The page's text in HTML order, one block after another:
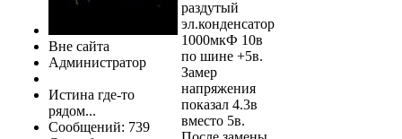
Вне сайта
Администратор
Истина где-то
рядом...
Сообщений: 739
раздутый
эл.конденсатор
1000мкФ 10в
по шине +5в.
Замер
напряжения
показал 4.3в
вместо 5в.